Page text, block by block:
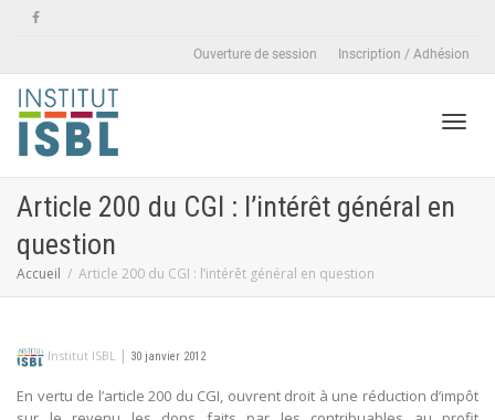
Ouverture de session Inscription / Adhésion
Article 200 du CGI : l’intérêt général en
question
Accueil Article 200 du CGI : l’intérêt général en question
Institut ISBL | 30 janvier 2012
En vertu de l’article 200 du CGI, ouvrent droit à une réduction d’impôt